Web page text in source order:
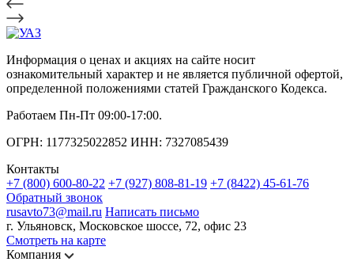
Информация о ценах и акциях на сайте носит
ознакомительный характер и не является публичной офертой,
определенной положениями статей Гражданского Кодекса.
Работаем Пн-Пт 09:00-17:00.
ОГРН: 1177325022852 ИНН: 7327085439
Контакты
+7 (800) 600-80-22 +7 (927) 808-81-19 +7 (8422) 45-61-76
Обратный звонок
rusavto73@mail.ru Написать письмо
г. Ульяновск, Московское шоссе, 72, офис 23
Смотреть на карте
Компания